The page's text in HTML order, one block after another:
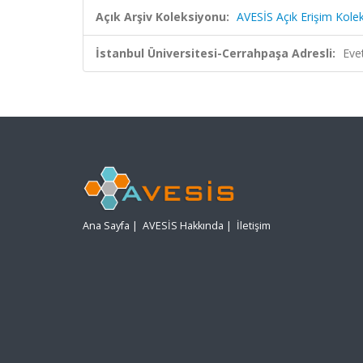
Açık Arşiv Koleksiyonu: AVESİS Açık Erişim
İstanbul Üniversitesi-Cerrahpaşa Adresli:
Ana Sayfa | AVESİS Hakkında | İletişim